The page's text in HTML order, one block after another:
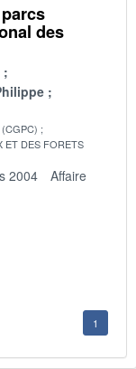
des
ET DES FORETS
2004
Affaire
1